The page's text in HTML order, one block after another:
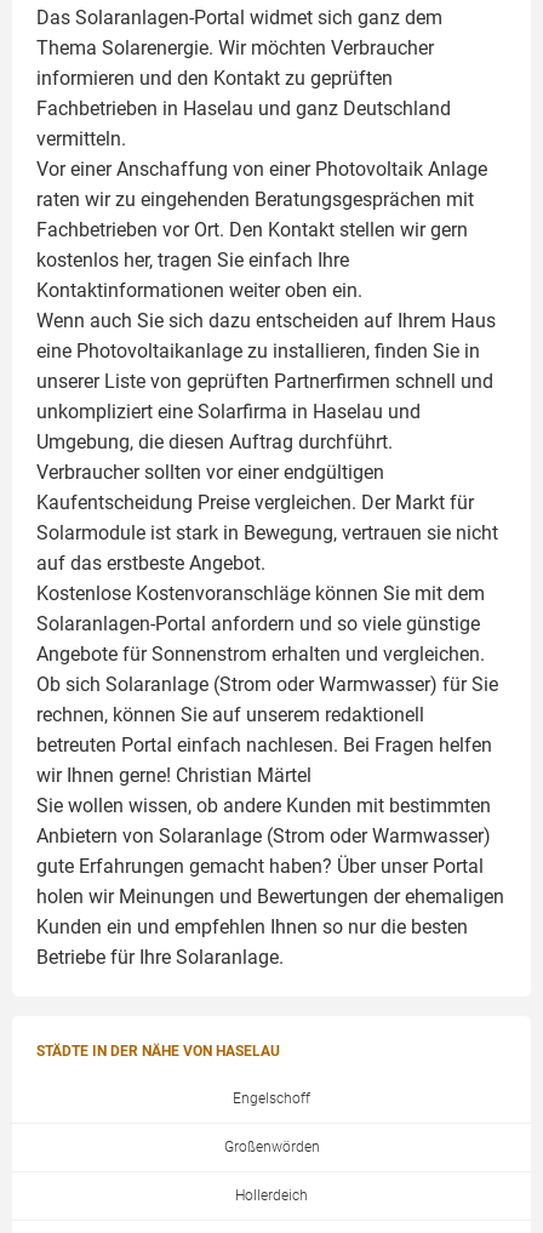
Das Solaranlagen-Portal widmet sich ganz dem
Thema Solarenergie. Wir möchten Verbraucher
informieren und den Kontakt zu geprüften
Fachbetrieben in Haselau und ganz Deutschland
vermitteln.
Vor einer Anschaffung von einer Photovoltaik Anlage
raten wir zu eingehenden Beratungsgesprächen mit
Fachbetrieben vor Ort. Den Kontakt stellen wir gern
kostenlos her, tragen Sie einfach Ihre
Kontaktinformationen weiter oben ein.
Wenn auch Sie sich dazu entscheiden auf Ihrem Haus
eine Photovoltaikanlage zu installieren, finden Sie in
unserer Liste von geprüften Partnerfirmen schnell und
unkompliziert eine Solarfirma in Haselau und
Umgebung, die diesen Auftrag durchführt.
Verbraucher sollten vor einer endgültigen
Kaufentscheidung Preise vergleichen. Der Markt für
Solarmodule ist stark in Bewegung, vertrauen sie nicht
auf das erstbeste Angebot.
Kostenlose Kostenvoranschläge können Sie mit dem
Solaranlagen-Portal anfordern und so viele günstige
Angebote für Sonnenstrom erhalten und vergleichen.
Ob sich Solaranlage (Strom oder Warmwasser) für Sie
rechnen, können Sie auf unserem redaktionell
betreuten Portal einfach nachlesen. Bei Fragen helfen
wir Ihnen gerne! Christian Märtel
Sie wollen wissen, ob andere Kunden mit bestimmten
Anbietern von Solaranlage (Strom oder Warmwasser)
gute Erfahrungen gemacht haben? Über unser Portal
holen wir Meinungen und Bewertungen der ehemaligen
Kunden ein und empfehlen Ihnen so nur die besten
Betriebe für Ihre Solaranlage.
STÄDTE IN DER NÄHE VON HASELAU
Engelschoff
Großenwörden
Hollerdeich